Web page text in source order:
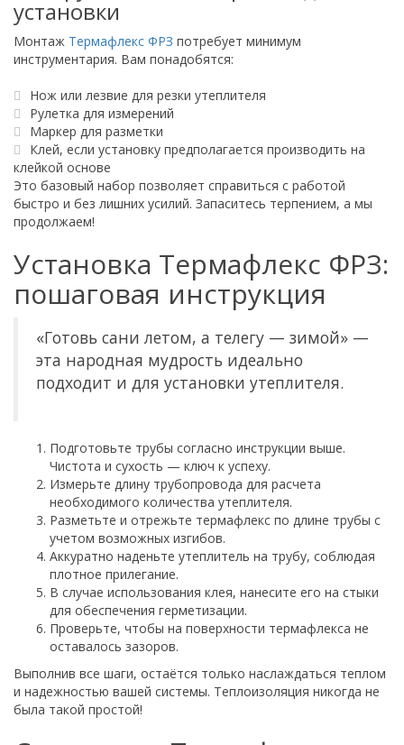
установки
Монтаж Термафлекс ФРЗ потребует минимум
инструментария. Вам понадобятся:
Нож или лезвие для резки утеплителя
Рулетка для измерений
Маркер для разметки
Клей, если установку предполагается производить на
клейкой основе
Это базовый набор позволяет справиться с работой
быстро и без лишних усилий. Запаситесь терпением, а мы
продолжаем!
Установка Термафлекс ФРЗ:
пошаговая инструкция
«Готовь сани летом, а телегу — зимой» —
эта народная мудрость идеально
подходит и для установки утеплителя.
Подготовьте трубы согласно инструкции выше.
Чистота и сухость — ключ к успеху.
Измерьте длину трубопровода для расчета
необходимого количества утеплителя.
Разметьте и отрежьте термафлекс по длине трубы с
учетом возможных изгибов.
Аккуратно наденьте утеплитель на трубу, соблюдая
плотное прилегание.
В случае использования клея, нанесите его на стыки
для обеспечения герметизации.
Проверьте, чтобы на поверхности термафлекса не
оставалось зазоров.
Выполнив все шаги, остаётся только наслаждаться теплом
и надежностью вашей системы. Теплоизоляция никогда не
была такой простой!